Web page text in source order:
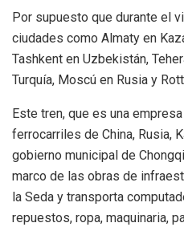
Por supuesto que durante el
ciudades como Almaty en
Tashkent en Uzbekistán,
Turquía, Moscú en Rusia y
Este tren, que es una
ferrocarriles de China, Rusia,
gobierno municipal de
marco de las obras de
la Seda y transporta
repuestos, ropa, maquinaria,